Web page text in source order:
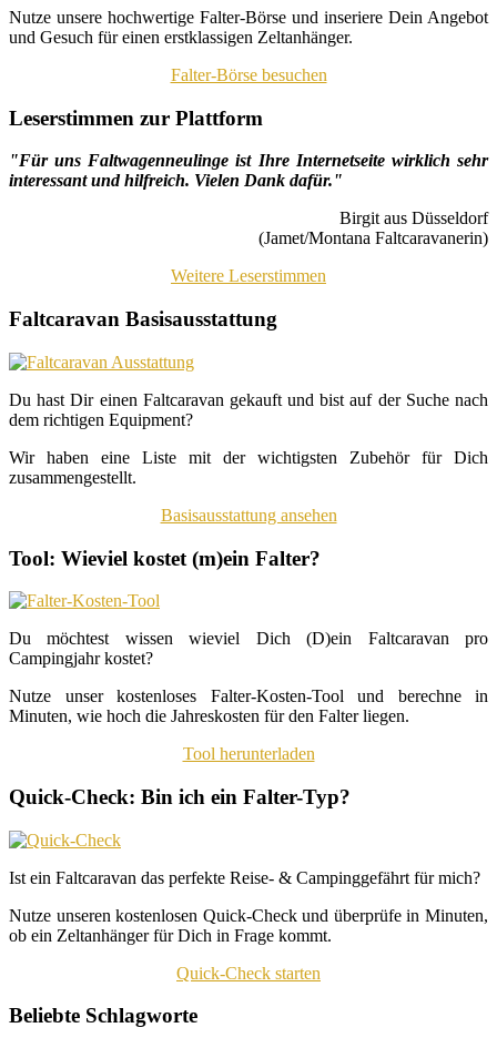
Nutze unsere hochwertige Falter-Börse und inseriere Dein Angebot
und Gesuch für einen erstklassigen Zeltanhänger.
Falter-Börse besuchen
Leserstimmen zur Plattform
"Für uns Faltwagenneulinge ist Ihre Internetseite wirklich sehr
interessant und hilfreich. Vielen Dank dafür."
Birgit aus Düsseldorf
(Jamet/Montana Faltcaravanerin)
Weitere Leserstimmen
Faltcaravan Basisausstattung
Du hast Dir einen Faltcaravan gekauft und bist auf der Suche nach
dem richtigen Equipment?
Wir haben eine Liste mit der wichtigsten Zubehör für Dich
zusammengestellt.
Basisausstattung ansehen
Tool: Wieviel kostet (m)ein Falter?
Du möchtest wissen wieviel Dich (D)ein Faltcaravan pro
Campingjahr kostet?
Nutze unser kostenloses Falter-Kosten-Tool und berechne in
Minuten, wie hoch die Jahreskosten für den Falter liegen.
Tool herunterladen
Quick-Check: Bin ich ein Falter-Typ?
Ist ein Faltcaravan das perfekte Reise- & Campinggefährt für mich?
Nutze unseren kostenlosen Quick-Check und überprüfe in Minuten,
ob ein Zeltanhänger für Dich in Frage kommt.
Quick-Check starten
Beliebte Schlagworte